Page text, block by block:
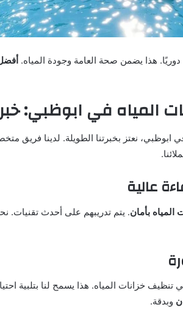
هذا يضمن صحة العامة وجودة المياه.
المياه في ابوظبي:
نعتز بخبرتنا الطويلة. لدينا فريق
عالية
بأمان. يتم تدريبهم على أحدث
خزانات المياه. هذا يسمح لنا بتلبية
وبدقة.